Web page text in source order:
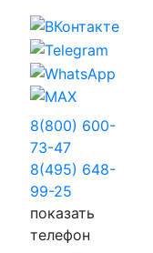
8(800) 600-
73-47
8(495) 648-
99-25
показать
телефон